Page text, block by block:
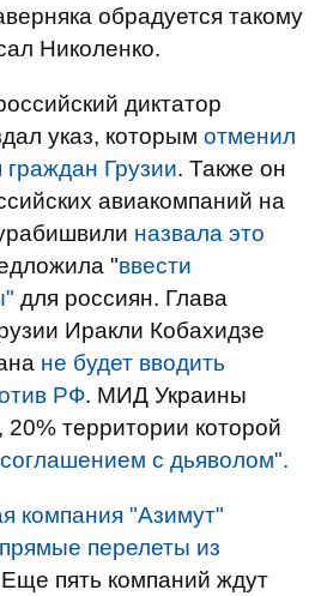
обрадуется такому
Николенко.
диктатор
указ, которым отменил
Грузии. Также он
авиакомпаний на
назвала это
"ввести
для россиян. Глава
Иракли Кобахидзе
не будет вводить
РФ. МИД Украины
20% территории которой
соглашением с дьяволом".
компания "Азимут"
перелеты из
пять компаний ждут